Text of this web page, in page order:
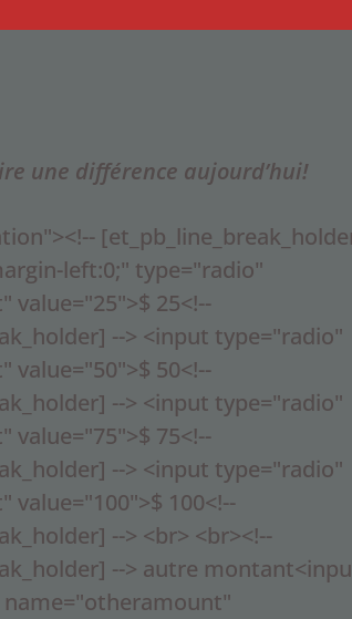
une différence aujourd’hui!
left:0;" type="radio"
value="25">$ 25<!--
--> <input type="radio"
value="50">$ 50<!--
--> <input type="radio"
value="75">$ 75<!--
--> <input type="radio"
value="100">$ 100<!--
--> <br> <br><!--
--> autre